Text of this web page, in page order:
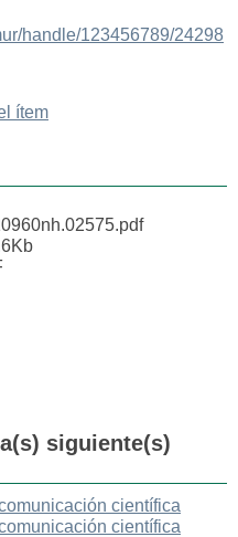
handle/123456789/24298
ítem
siguiente(s)
científica
científica